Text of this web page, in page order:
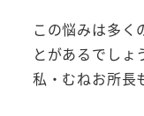
この悩みは多く
とがあるでしょ
私・むねお所長